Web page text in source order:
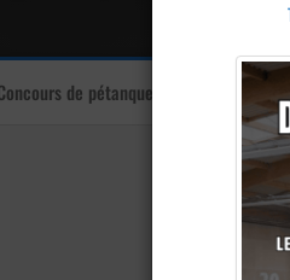
de pétanque à Lieu à définir